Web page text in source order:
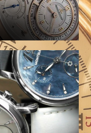
Охотничьи
Кварцевые
Спортивные
Скелетоны